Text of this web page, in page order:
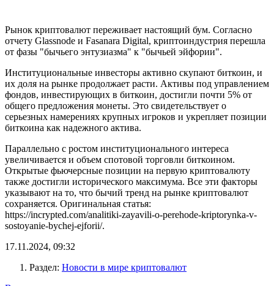
Рынок криптовалют переживает настоящий бум. Согласно
отчету Glassnode и Fasanara Digital, криптоиндустрия перешла
от фазы "бычьего энтузиазма" к "бычьей эйфории".
Институциональные инвесторы активно скупают биткоин, и
их доля на рынке продолжает расти. Активы под управлением
фондов, инвестирующих в биткоин, достигли почти 5% от
общего предложения монеты. Это свидетельствует о
серьезных намерениях крупных игроков и укрепляет позиции
биткоина как надежного актива.
Параллельно с ростом институционального интереса
увеличивается и объем спотовой торговли биткоином.
Открытые фьючерсные позиции на первую криптовалюту
также достигли исторического максимума. Все эти факторы
указывают на то, что бычий тренд на рынке криптовалют
сохраняется. Оригинальная статья:
https://incrypted.com/analitiki-zayavili-o-perehode-kriptorynka-v-
sostoyanie-bychej-ejforii/.
17.11.2024, 09:32
Раздел: Новости в мире криптовалют